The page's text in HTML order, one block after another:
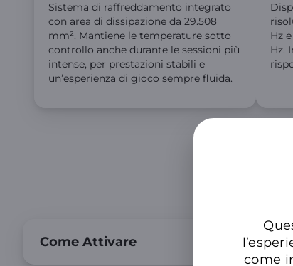
come
Sistema di raffreddamento integrato
con area di dissipazione da 29.508
mm². Mantiene le temperature sotto
controllo anche durante le sessioni più
intense, per prestazioni stabili e
un’esperienza di gioco sempre fluida.
Hz
Hz.
Come Attivare